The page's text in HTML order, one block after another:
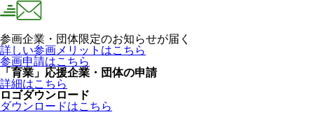
参画企業・団体限定のお知らせが届く
詳しい参画メリットはこちら
参画申請はこちら
「育業」応援企業・団体の申請
詳細はこちら
ロゴダウンロード
ダウンロードはこちら